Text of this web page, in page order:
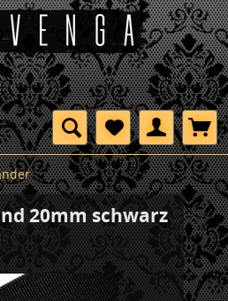
20mm schwarz